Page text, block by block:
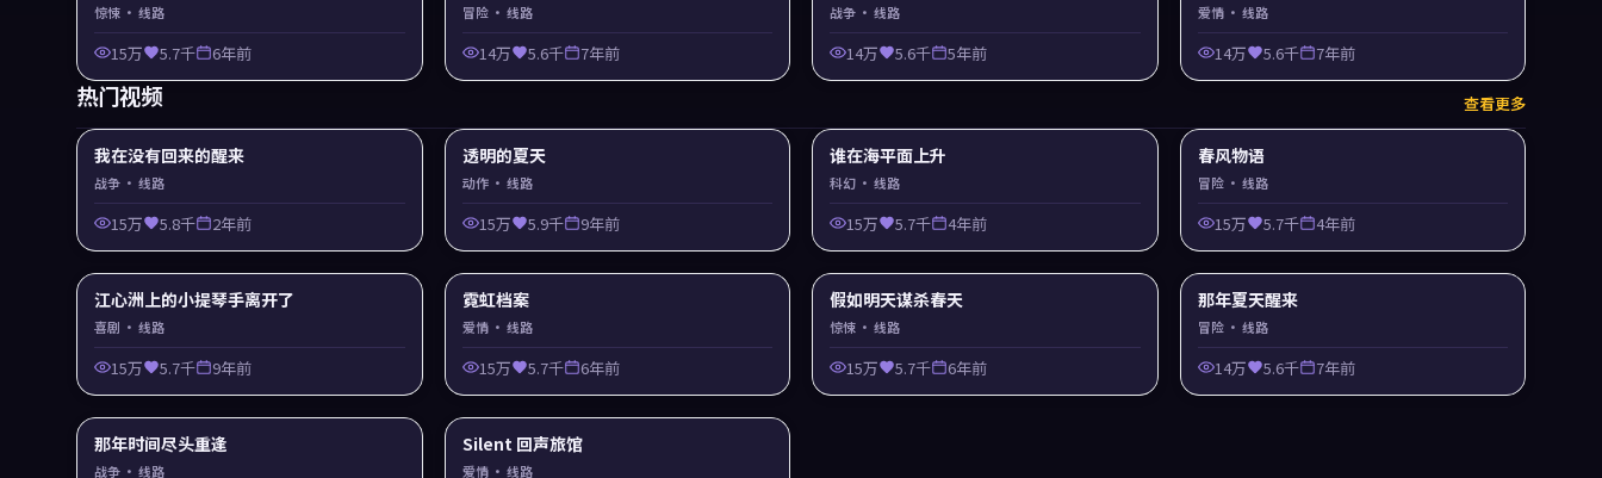
惊悚 · 线路
15万 5.7千 6年前
冒险· 线路
14万 5.6千 7年前
战争 · 线路
14万 5.6千 5年前
爱情· 线路
14万 5.6千 7年前
热门视频 查看更多
我在没有回来的醒来
战争 · 线路
15万 5.8千 2年前
透明的夏天
动作· 线路
15万 5.9千 9年前
谁在海平面上升
科幻 · 线路
15万 5.7千 4年前
春风物语
冒险· 线路
15万 5.7千 4年前
江心洲上的小提琴手离开了
喜剧 · 线路
15万 5.7千 9年前
霓虹档案
爱情· 线路
15万 5.7千 6年前
假如明天谋杀春天
惊悚 · 线路
15万 5.7千 6年前
那年夏天醒来
冒险· 线路
14万 5.6千 7年前
那年时间尽头重逢
战争 · 线路
Silent 回声旅馆
爱情· 线路